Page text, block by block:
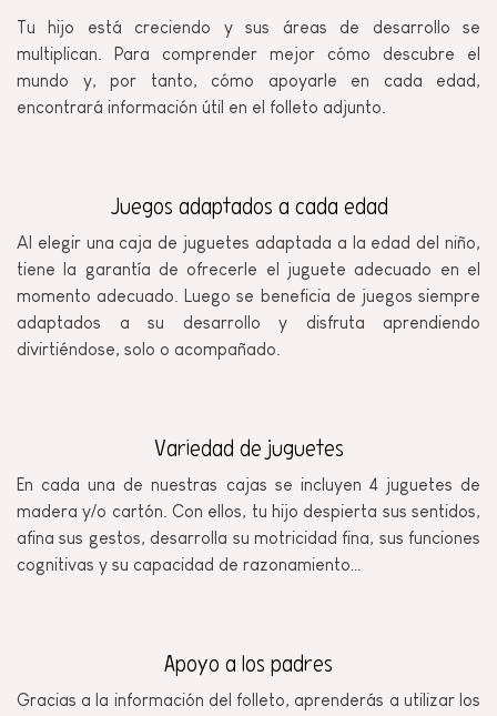
Tu hijo está creciendo y sus áreas de desarrollo se
multiplican. Para comprender mejor cómo descubre el
mundo y, por tanto, cómo apoyarle en cada edad,
encontrará información útil en el folleto adjunto.
Juegos adaptados a cada edad
Al elegir una caja de juguetes adaptada a la edad del niño,
tiene la garantía de ofrecerle el juguete adecuado en el
momento adecuado. Luego se beneficia de juegos siempre
adaptados a su desarrollo y disfruta aprendiendo
divirtiéndose, solo o acompañado.
Variedad de juguetes
En cada una de nuestras cajas se incluyen 4 juguetes de
madera y/o cartón. Con ellos, tu hijo despierta sus sentidos,
afina sus gestos, desarrolla su motricidad fina, sus funciones
cognitivas y su capacidad de razonamiento…
Apoyo a los padres
Gracias a la información del folleto, aprenderás a utilizar los